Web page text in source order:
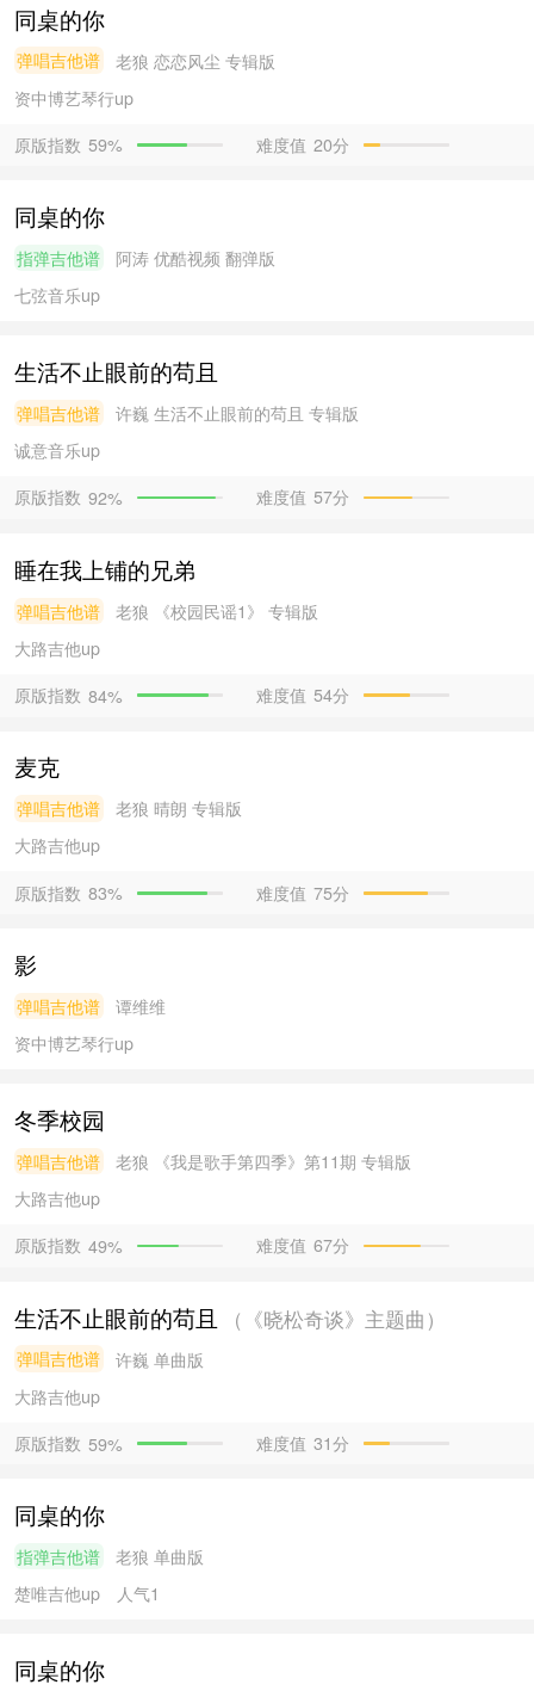
同桌的你
弹唱吉他谱 老狼 恋恋风尘 专辑版
资中博艺琴行up
原版指数 59% 难度值 20分
同桌的你
指弹吉他谱 阿涛 优酷视频 翻弹版
七弦音乐up
生活不止眼前的苟且
弹唱吉他谱 许巍 生活不止眼前的苟且 专辑版
诚意音乐up
原版指数 92% 难度值 57分
睡在我上铺的兄弟
弹唱吉他谱 老狼
《校园民谣1》 专辑版
大路吉他up
原版指数 84% 难度值 54分
麦克
弹唱吉他谱 老狼 晴朗 专辑版
大路吉他up
原版指数 83% 难度值 75分
影
弹唱吉他谱
谭维维
资中博艺琴行up
冬季校园
弹唱吉他谱 老狼
《我是歌手第四季》第11期 专辑版
大路吉他up
原版指数 49% 难度值 67分
生活不止眼前的苟且 （《晓松奇谈》主题曲）
弹唱吉他谱 许巍 单曲版
大路吉他up
原版指数 59% 难度值 31分
同桌的你
指弹吉他谱 老狼 单曲版
楚唯吉他up 人气1
同桌的你